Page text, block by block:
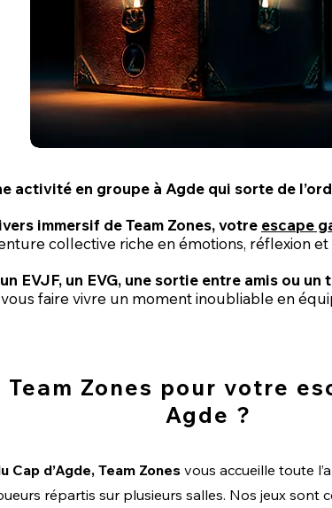
activité en groupe à Agde qui sorte de
immersif de Team Zones, votre escape
collective riche en émotions, réflexion et
EVJF, un EVG, une sortie entre amis ou un
faire vivre un moment inoubliable en
Zones pour votre
Agde ?
Cap d’Agde, Team Zones vous accueille toute
répartis sur plusieurs salles. Nos jeux sont